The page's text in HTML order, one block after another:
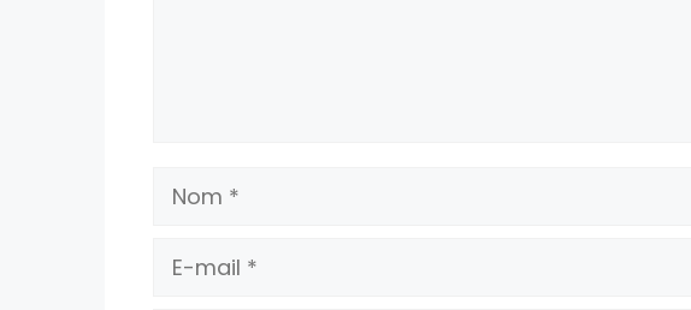
Nom
E-